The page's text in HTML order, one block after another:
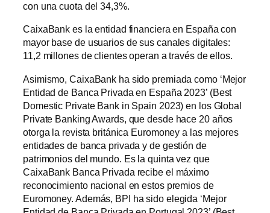
con una cuota del 34,3%.
CaixaBank es la entidad financiera en España con
mayor base de usuarios de sus canales digitales:
11,2 millones de clientes operan a través de ellos.
Asimismo, CaixaBank ha sido premiada como ‘Mejor
Entidad de Banca Privada en España 2023’ (Best
Domestic Private Bank in Spain 2023) en los Global
Private Banking Awards, que desde hace 20 años
otorga la revista británica Euromoney a las mejores
entidades de banca privada y de gestión de
patrimonios del mundo. Es la quinta vez que
CaixaBank Banca Privada recibe el máximo
reconocimiento nacional en estos premios de
Euromoney. Además, BPI ha sido elegida ‘Mejor